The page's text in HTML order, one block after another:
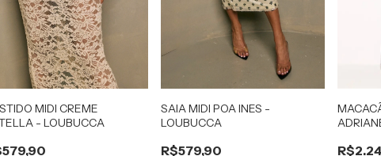
MIDI CREME
- LOUBUCCA
SAIA MIDI POA INES -
LOUBUCCA
R$579,90